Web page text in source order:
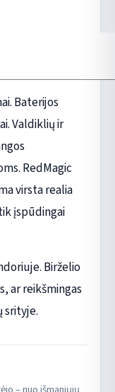
Baterijos
Valdiklių ir
RedMagic
virsta realia
įspūdingai
Birželio
ar reikšmingas
srityje.